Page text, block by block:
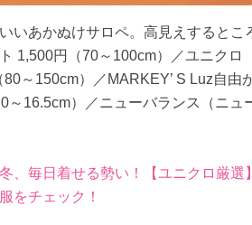
いあかぬけサロペ。高見えするとこ
ト 1,500円（70～100cm）／ユニク
～150cm）／MARKEY’ S Luz自由
16.5cm）／ニューバランス（ニュ
、毎日着せる勢い！【ユニクロ厳選
をチェック！